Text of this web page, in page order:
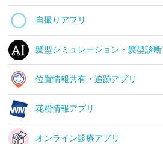
自撮りアプリ
髪型シミュレーション・髪型診断
位置情報共有・追跡アプリ
花粉情報アプリ
オンライン診療アプリ